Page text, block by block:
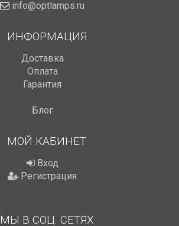
info@optlamps.ru
ИНФОРМАЦИЯ
Доставка
Оплата
Гарантия
Блог
МОЙ КАБИНЕТ
Вход
Регистрация
МЫ В СОЦ. СЕТЯХ